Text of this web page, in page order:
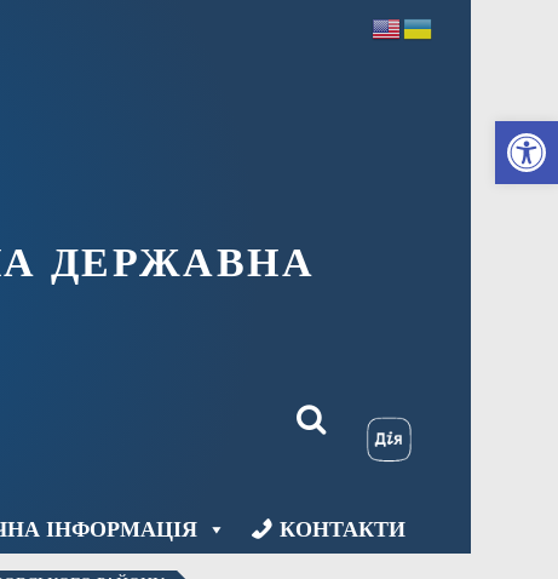
ДЕРЖАВНА
ІНФОРМАЦІЯ КОНТАКТИ